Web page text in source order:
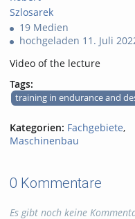
Szlosarek
19 Medien
hochgeladen 11. Juli
Video of the lecture
Tags:
training in endurance and
Kategorien: Fachgebiete,
Maschinenbau
0 Kommentare
Es gibt noch keine